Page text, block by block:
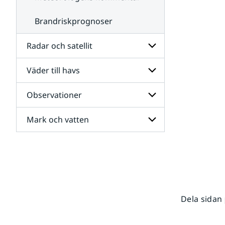
Brandriskprognoser
Radar och satellit
Undersidor
för
Radar
och
satellit
Väder till havs
Undersidor
för
Väder
till
havs
Observationer
Undersidor
för
Mark och vatten
Dela sidan